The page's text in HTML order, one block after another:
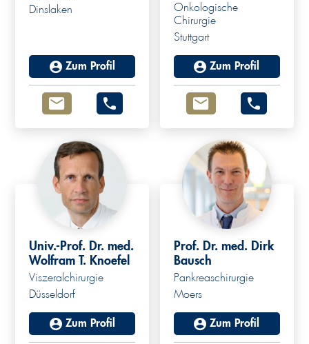
Dinslaken
Zum Profil
Onkologische
Chirurgie
Stuttgart
Zum Profil
Univ.-Prof. Dr. med.
Wolfram T. Knoefel
Viszeralchirurgie
Düsseldorf
Zum Profil
Prof. Dr. med. Dirk
Bausch
Pankreaschirurgie
Moers
Zum Profil